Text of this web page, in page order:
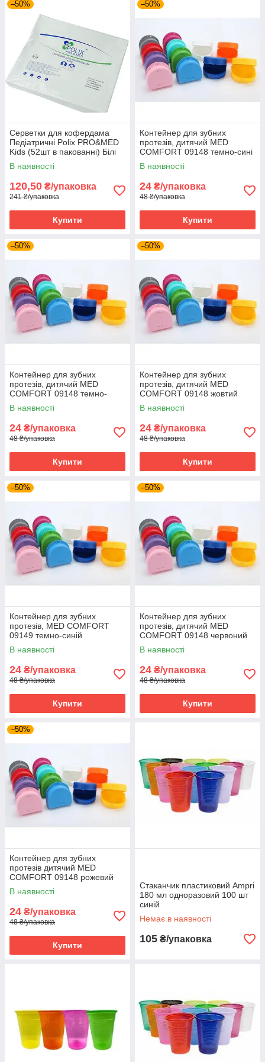
–50%
Серветки для кофердама
Педіатричні Polix PRO&MED
Kids (52шт в пакованні) Білі
В наявності
120,50 ₴/упаковка
241 ₴/упаковка
Купити
–50%
Контейнер для зубних
протезів, дитячий MED
COMFORT 09148 темно-сині
В наявності
24 ₴/упаковка
48 ₴/упаковка
Купити
–50%
Контейнер для зубних
протезів, дитячий MED
COMFORT 09148 темно-
зелений
В наявності
24 ₴/упаковка
48 ₴/упаковка
Купити
–50%
Контейнер для зубних
протезів, дитячий MED
COMFORT 09148 жовтий
В наявності
24 ₴/упаковка
48 ₴/упаковка
Купити
–50%
Контейнер для зубних
протезів, MED COMFORT
09149 темно-синій
В наявності
24 ₴/упаковка
48 ₴/упаковка
Купити
–50%
Контейнер для зубних
протезів, дитячий MED
COMFORT 09148 червоний
В наявності
24 ₴/упаковка
48 ₴/упаковка
Купити
–50%
Контейнер для зубних
протезів дитячий MED
COMFORT 09148 рожевий
В наявності
24 ₴/упаковка
48 ₴/упаковка
Купити
Стаканчик пластиковий Ampri
180 мл одноразовий 100 шт
синій
Немає в наявності
105 ₴/упаковка